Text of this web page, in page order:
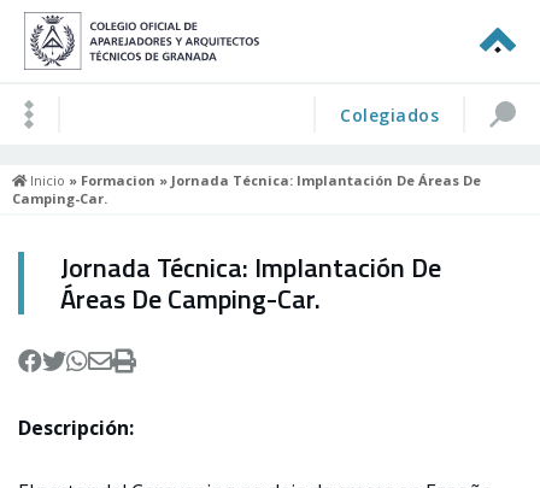
Colegiados
Inicio » Formacion » Jornada Técnica: Implantación De Áreas De
Camping-Car.
Jornada Técnica: Implantación De
Áreas De Camping-Car.
Descripción: